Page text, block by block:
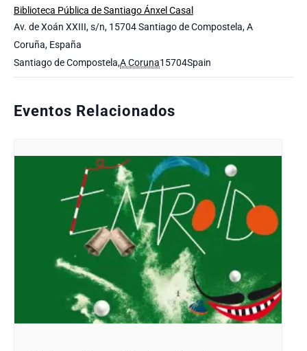
Biblioteca Pública de Santiago Ánxel Casal
Av. de Xoán XXIII, s/n, 15704 Santiago de Compostela, A
Coruña, España
Santiago de Compostela,A Coruna15704Spain
Eventos Relacionados